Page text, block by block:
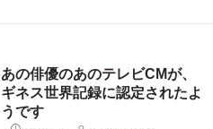
あの俳優のあのテレビCMが、
ギネス世界記録に認定されたよ
うです